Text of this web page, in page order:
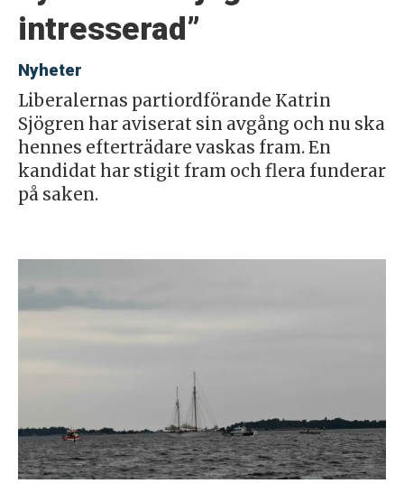
intresserad”
Nyheter
Liberalernas partiordförande Katrin
Sjögren har aviserat sin avgång och nu ska
hennes efterträdare vaskas fram. En
kandidat har stigit fram och flera funderar
på saken.